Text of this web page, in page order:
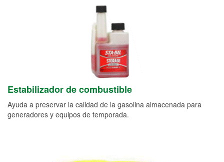
Estabilizador de combustible
Ayuda a preservar la calidad de la gasolina almacenada para
generadores y equipos de temporada.